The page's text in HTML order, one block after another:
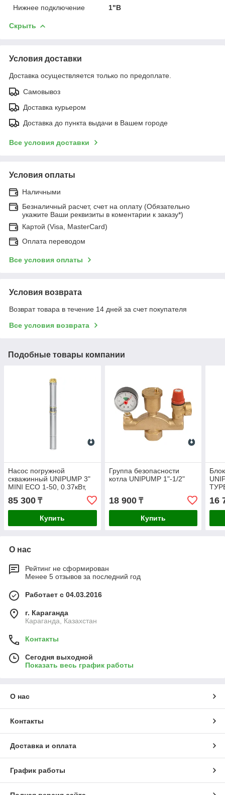
Нижнее подключение
1"В
Скрыть
Условия доставки
Доставка осуществляется только по предоплате.
Самовывоз
Доставка курьером
Доставка до пункта выдачи в Вашем городе
Все условия доставки
Условия оплаты
Наличными
Безналичный расчет, счет на оплату (Обязательно
укажите Ваши реквизиты в коментарии к заказу*)
Картой (Visa, MasterCard)
Оплата переводом
Все условия оплаты
Условия возврата
Возврат товара в течение 14 дней за счет покупателя
Все условия возврата
Подобные товары компании
Насос погружной
скважинный UNIPUMP 3"
MINI ECO 1-50, 0.37кВт,
85 300 ₸
Купить
Группа безопасности
котла UNIPUMP 1"-1/2"
18 900₸
Купить
16
О нас
Рейтинг не сформирован
Менее 5 отзывов за последний год
Работает с 04.03.2016
г. Караганда
Караганда, Казахстан
Контакты
Сегодня выходной
Показать весь график работы
О нас
Контакты
Доставка и оплата
График работы